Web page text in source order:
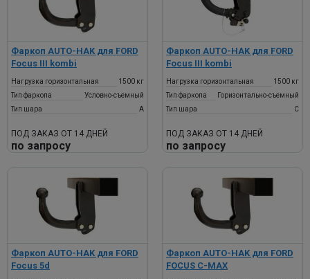
Фаркоп AUTO-HAK для FORD
Focus III kombi
Нагрузка горизонтальная
1500 кг
Тип фаркопа
Условно-съемный
Тип шара
A
ПОД ЗАКАЗ ОТ 14 ДНЕЙ
по запросу
Фаркоп AUTO-HAK для FORD
Focus III kombi
Нагрузка горизонтальная
1500 кг
Тип фаркопа
Горизонтально-съемный
Тип шара
C
ПОД ЗАКАЗ ОТ 14 ДНЕЙ
по запросу
Фаркоп AUTO-HAK для FORD
Focus 5d
Фаркоп AUTO-HAK для FORD
FOCUS C-MAX